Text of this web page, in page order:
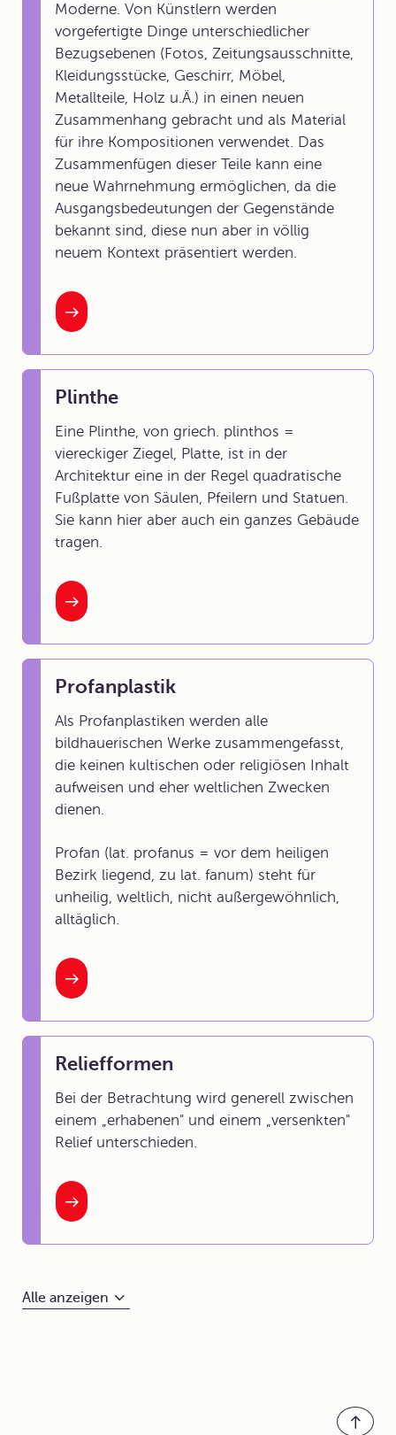
Moderne. Von Künstlern werden
vorgefertigte Dinge unterschiedlicher
Bezugsebenen (Fotos, Zeitungsausschnitte,
Kleidungsstücke, Geschirr, Möbel,
Metallteile, Holz u.Ä.) in einen neuen
Zusammenhang gebracht und als Material
für ihre Kompositionen verwendet. Das
Zusammenfügen dieser Teile kann eine
neue Wahrnehmung ermöglichen, da die
Ausgangsbedeutungen der Gegenstände
bekannt sind, diese nun aber in völlig
neuem Kontext präsentiert werden.
Plinthe
Eine Plinthe, von griech. plinthos =
viereckiger Ziegel, Platte, ist in der
Architektur eine in der Regel quadratische
Fußplatte von Säulen, Pfeilern und Statuen.
Sie kann hier aber auch ein ganzes Gebäude
tragen.
Profanplastik
Als Profanplastiken werden alle
bildhauerischen Werke zusammengefasst,
die keinen kultischen oder religiösen Inhalt
aufweisen und eher weltlichen Zwecken
dienen.
Profan (lat. profanus = vor dem heiligen
Bezirk liegend, zu lat. fanum) steht für
unheilig, weltlich, nicht außergewöhnlich,
alltäglich.
Reliefformen
Bei der Betrachtung wird generell zwischen
einem „erhabenen" und einem „versenkten"
Relief unterschieden.
Alle anzeigen